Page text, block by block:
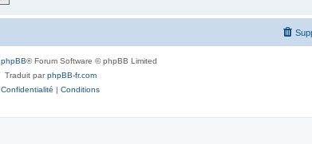
phpBB® Forum Software © phpBB Limited
Traduit parphpBB-fr.com
Confidentialité | Conditions